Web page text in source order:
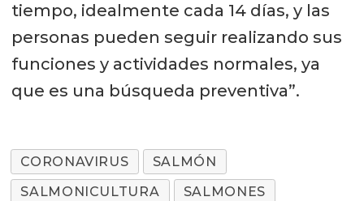
tiempo, idealmente cada 14 días, y las
personas pueden seguir realizando sus
funciones y actividades normales, ya
que es una búsqueda preventiva”.
CORONAVIRUS
SALMÓN
SALMONICULTURA
SALMONES